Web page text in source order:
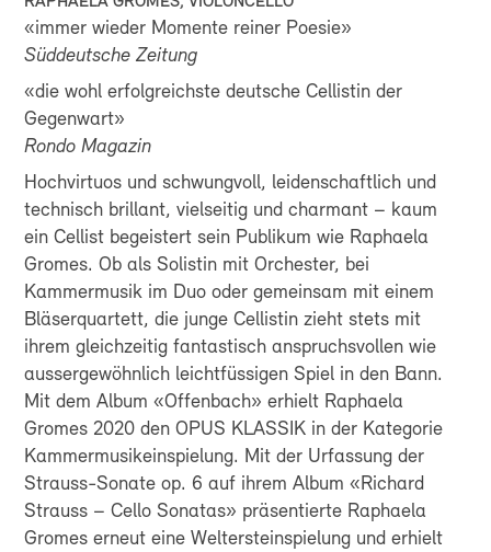
«immer wieder Momente reiner Poesie»
Süddeutsche Zeitung
«die wohl erfolgreichste deutsche Cellistin der
Gegenwart»
Rondo Magazin
Hochvirtuos und schwungvoll, leidenschaftlich und
technisch brillant, vielseitig und charmant – kaum
ein Cellist begeistert sein Publikum wie Raphaela
Gromes. Ob als Solistin mit Orchester, bei
Kammermusik im Duo oder gemeinsam mit einem
Bläserquartett, die junge Cellistin zieht stets mit
ihrem gleichzeitig fantastisch anspruchsvollen wie
aussergewöhnlich leichtfüssigen Spiel in den Bann.
Mit dem Album «Offenbach» erhielt Raphaela
Gromes 2020 den OPUS KLASSIK in der Kategorie
Kammermusikeinspielung. Mit der Urfassung der
Strauss-Sonate op. 6 auf ihrem Album «Richard
Strauss – Cello Sonatas» präsentierte Raphaela
Gromes erneut eine Weltersteinspielung und erhielt